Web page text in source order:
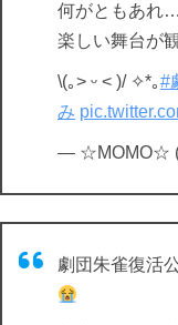
何がともあれ…
楽しい舞台が
\(｡˃ ᵕ ˂ )/ ✧*｡#
み
— ☆MOMO☆
劇団朱雀復活